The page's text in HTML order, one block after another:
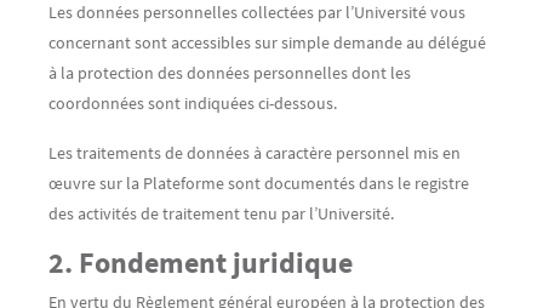
Les données personnelles collectées par l’Université vous
concernant sont accessibles sur simple demande au délégué
à la protection des données personnelles dont les
coordonnées sont indiquées ci-dessous.
Les traitements de données à caractère personnel mis en
œuvre sur la Plateforme sont documentés dans le registre
des activités de traitement tenu par l’Université.
2. Fondement juridique
En vertu du Règlement général européen à la protection des